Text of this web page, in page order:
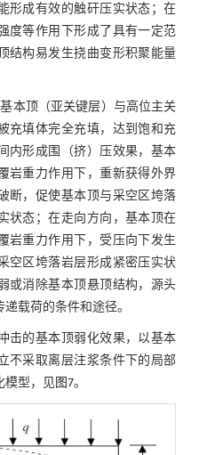
形成有效的触矸压实状态；在
度等作用下形成了具有一定范
结构易发生挠曲变形积聚能量
本顶（亚关键层）与高位主关
充填体完全充填，达到饱和充
内形成围（挤）压效果，基本
岩重力作用下，重新获得外界
断，促使基本顶与采空区垮落
状态；在走向方向，基本顶在
岩重力作用下，受压向下发生
空区垮落岩层形成紧密压实状
或消除基本顶悬顶结构，源头
载荷的条件和途径。
击的基本顶弱化效果，以基本
不采取离层注浆条件下的局部
模型，见图7。